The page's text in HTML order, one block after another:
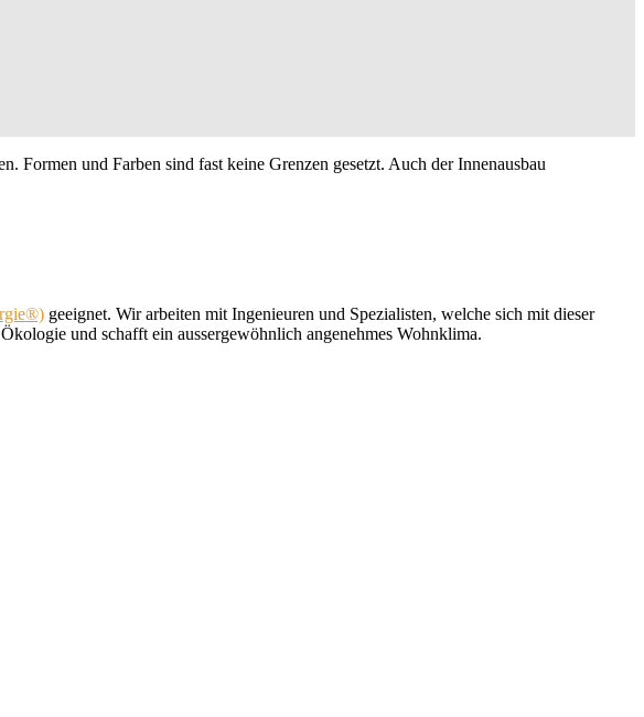
Formen und Farben sind fast keine Grenzen gesetzt. Auch der Innenausbau
geeignet. Wir arbeiten mit Ingenieuren und Spezialisten, welche sich mit dieser
und schafft ein aussergewöhnlich angenehmes Wohnklima.